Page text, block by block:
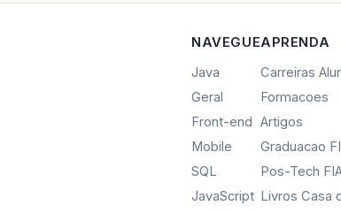
NAVEGUE
Java
Geral
Front-end
Mobile
SQL
JavaScript
APRENDA
Carreiras
Formacoes
Artigos
Graduacao
Pos-Tech
Livros Casa